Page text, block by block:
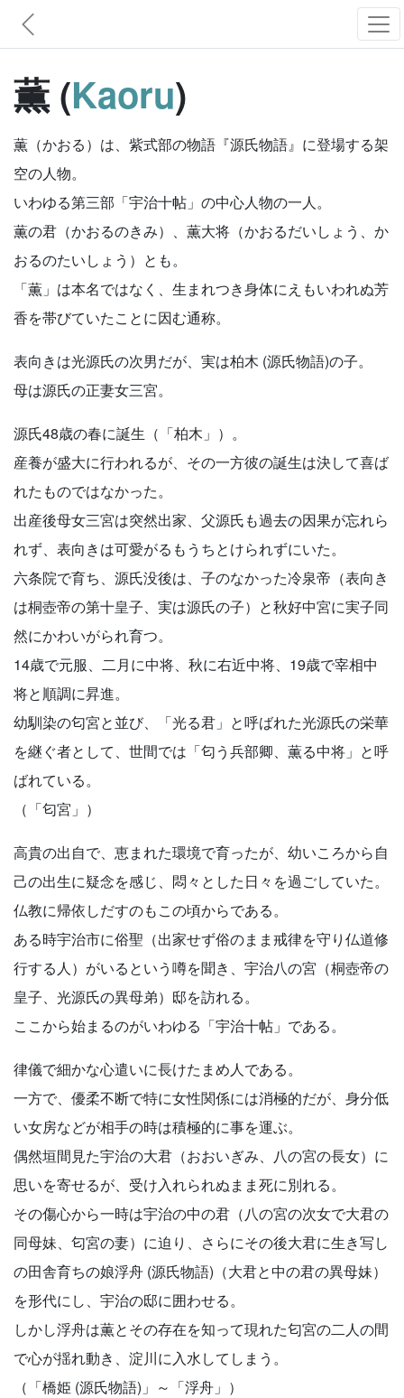
薫 (Kaoru)
薫（かおる）は、紫式部の物語『源氏物語』に登場する架
空の人物。
いわゆる第三部「宇治十帖」の中心人物の一人。
薫の君（かおるのきみ）、薫大将（かおるだいしょう、か
おるのたいしょう）とも。
「薫」は本名ではなく、生まれつき身体にえもいわれぬ芳
香を帯びていたことに因む通称。
表向きは光源氏の次男だが、実は柏木 (源氏物語)の子。
母は源氏の正妻女三宮。
源氏48歳の春に誕生（「柏木」）。
産養が盛大に行われるが、その一方彼の誕生は決して喜ば
れたものではなかった。
出産後母女三宮は突然出家、父源氏も過去の因果が忘れら
れず、表向きは可愛がるもうちとけられずにいた。
六条院で育ち、源氏没後は、子のなかった冷泉帝（表向き
は桐壺帝の第十皇子、実は源氏の子）と秋好中宮に実子同
然にかわいがられ育つ。
14歳で元服、二月に中将、秋に右近中将、19歳で宰相中
将と順調に昇進。
幼馴染の匂宮と並び、「光る君」と呼ばれた光源氏の栄華
を継ぐ者として、世間では「匂う兵部卿、薫る中将」と呼
ばれている。
（「匂宮」）
高貴の出自で、恵まれた環境で育ったが、幼いころから自
己の出生に疑念を感じ、悶々とした日々を過ごしていた。
仏教に帰依しだすのもこの頃からである。
ある時宇治市に俗聖（出家せず俗のまま戒律を守り仏道修
行する人）がいるという噂を聞き、宇治八の宮（桐壺帝の
皇子、光源氏の異母弟）邸を訪れる。
ここから始まるのがいわゆる「宇治十帖」である。
律儀で細かな心遣いに長けたまめ人である。
一方で、優柔不断で特に女性関係には消極的だが、身分低
い女房などが相手の時は積極的に事を運ぶ。
偶然垣間見た宇治の大君（おおいぎみ、八の宮の長女）に
思いを寄せるが、受け入れられぬまま死に別れる。
その傷心から一時は宇治の中の君（八の宮の次女で大君の
同母妹、匂宮の妻）に迫り、さらにその後大君に生き写し
の田舎育ちの娘浮舟 (源氏物語)（大君と中の君の異母妹）
を形代にし、宇治の邸に囲わせる。
しかし浮舟は薫とその存在を知って現れた匂宮の二人の間
で心が揺れ動き、淀川に入水してしまう。
（「橋姫 (源氏物語)」～「浮舟」）